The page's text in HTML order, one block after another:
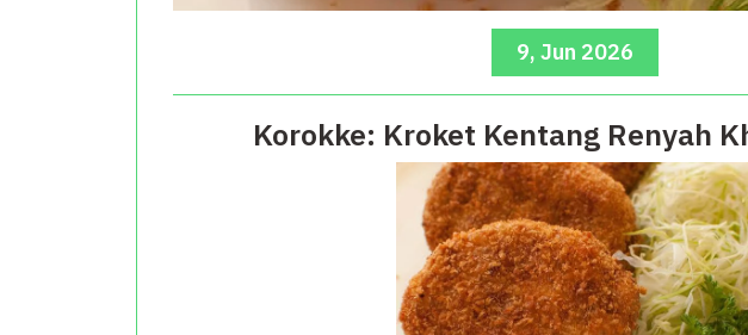
9, Jun 2026
Korokke: Kroket Kentang Renyah